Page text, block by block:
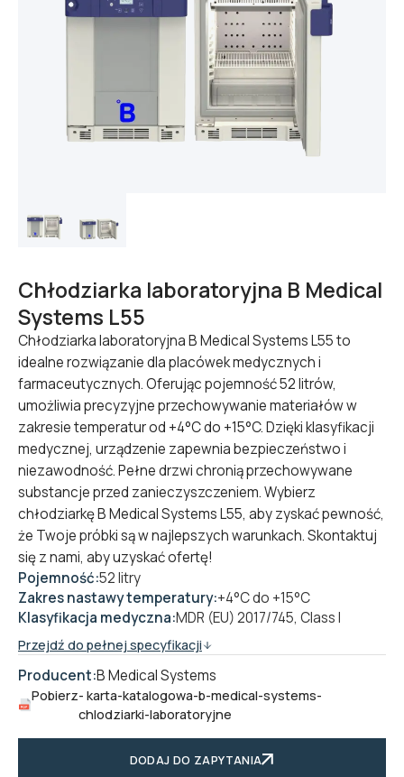
Chłodziarka laboratoryjna B Medical
Systems L55
Chłodziarka laboratoryjna B Medical Systems L55 to
idealne rozwiązanie dla placówek medycznych i
farmaceutycznych. Oferując pojemność 52 litrów,
umożliwia precyzyjne przechowywanie materiałów w
zakresie temperatur od +4°C do +15°C. Dzięki klasyfikacji
medycznej, urządzenie zapewnia bezpieczeństwo i
niezawodność. Pełne drzwi chronią przechowywane
substancje przed zanieczyszczeniem. Wybierz
chłodziarkę B Medical Systems L55, aby zyskać pewność,
że Twoje próbki są w najlepszych warunkach. Skontaktuj
się z nami, aby uzyskać ofertę!
Pojemność:52 litry
Zakres nastawy temperatury:+4°C do +15°C
Klasyfikacja medyczna:MDR (EU) 2017/745, Class I
Przejdź do pełnej specyfikacji
Producent:B Medical Systems
Pobierz- karta-katalogowa-b-medical-systems-
chlodziarki-laboratoryjne
DODAJ DO ZAPYTANIA